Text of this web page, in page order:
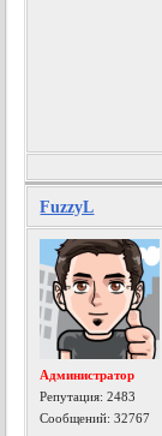
FuzzyL
Администратор
Репутация:2483
Сообщений: 32767